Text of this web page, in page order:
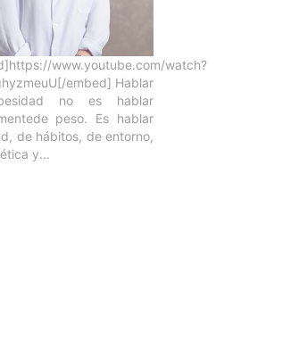
www.youtube.com/watch?
embed] Hablar
no es hablar
peso. Es hablar
de hábitos, de entorno,
y...